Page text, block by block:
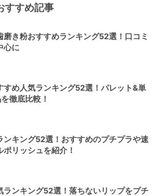
すすめ記事
磨き粉おすすめランキング52選！口コミ
心に
すめ人気ランキング52選！パレット&単
徹底比較！
ンキング52選！おすすめのプチプラや速
リッシュを紹介！
ランキング52選！落ちないリップをプチ